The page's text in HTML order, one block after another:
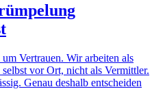
Vertrauen. Wir arbeiten als
vor Ort, nicht als Vermittler.
Genau deshalb entscheiden